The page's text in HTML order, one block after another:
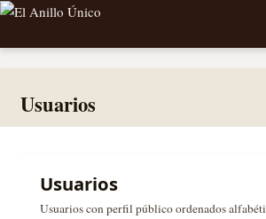
Noticias sobre Tolkien: El Señor de los Anillos, Los Anillos
Usuarios
Usuarios
Usuarios con perfil público ordenados